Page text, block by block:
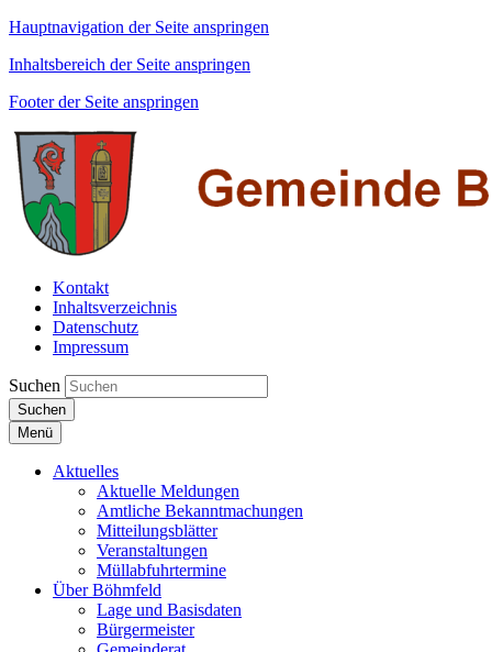
Hauptnavigation der Seite anspringen
Inhaltsbereich der Seite anspringen
Footer der Seite anspringen
Kontakt
Inhaltsverzeichnis
Datenschutz
Impressum
Suchen
Suchen
Menü
Aktuelles
Aktuelle Meldungen
Amtliche Bekanntmachungen
Mitteilungsblätter
Veranstaltungen
Müllabfuhrtermine
Über Böhmfeld
Lage und Basisdaten
Bürgermeister